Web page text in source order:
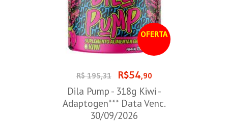
OFERTA
R$ 195,31 R$54,90
Dila Pump - 318g Kiwi -
Adaptogen*** Data Venc.
30/09/2026